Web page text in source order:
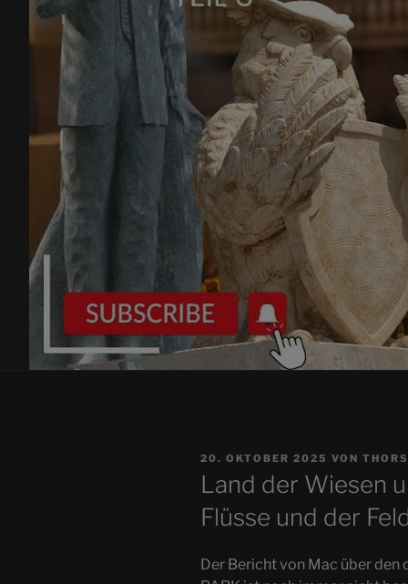
VERÖFFENTLICHT
AM
20. OKTOBER 2025 VON
Land der Wiesen
Flüsse und der
Der Bericht von Mac über den